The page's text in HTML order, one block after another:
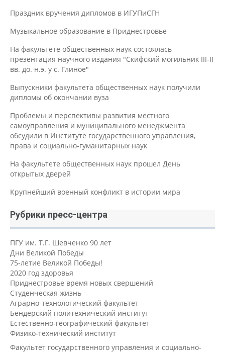
Праздник вручения дипломов в ИГУПиСГН
Музыкальное образование в Приднестровье
На факультете общественных наук состоялась
презентация научного издания "Скифский могильник III-II
вв. до. н.э. у с. Глиное"
Выпускники факультета общественных наук получили
дипломы об окончании вуза
Проблемы и перспективы развития местного
самоуправления и муниципального менеджмента
обсудили в Институте государственного управления,
права и социально-гуманитарных наук
На факультете общественных наук прошел День
открытых дверей
Крупнейший военный конфликт в истории мира
Рубрики пресс-центра
ПГУ им. Т.Г. Шевченко 90 лет
Дни Великой Победы
75-летие Великой Победы!
2020 год здоровья
Приднестровье время новых свершений
Студенческая жизнь
Аграрно-технологический факультет
Бендерский политехнический институт
Естественно-географический факультет
Физико-технический институт
Факультет государственного управления и социально-